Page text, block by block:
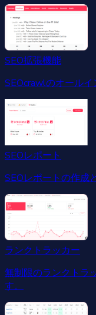
SEO拡張機能
SEOcrawlのオールイ
SEOレポート
SEOレポートの作成
ランクトラッカー
無制限のランクトラ
す。